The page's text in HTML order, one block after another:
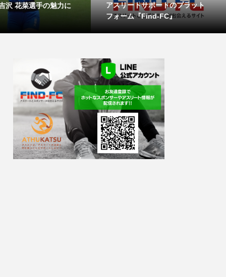
沢 花菜選手の魅力に
アスリートサポートのプラット
フォーム『Find-FC』